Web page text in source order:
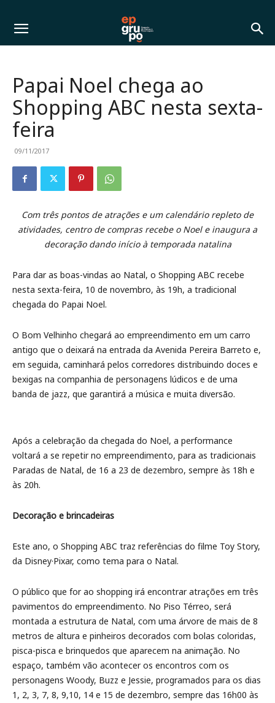
Papai Noel chega ao
Shopping ABC nesta sexta-
feira
09/11/2017
Com três pontos de atrações e um calendário repleto de
atividades, centro de compras recebe o Noel e inaugura a
decoração dando início à temporada natalina
Para dar as boas-vindas ao Natal, o Shopping ABC recebe
nesta sexta-feira, 10 de novembro, às 19h, a tradicional
chegada do Papai Noel.
O Bom Velhinho chegará ao empreendimento em um carro
antigo que o deixará na entrada da Avenida Pereira Barreto e,
em seguida, caminhará pelos corredores distribuindo doces e
bexigas na companhia de personagens lúdicos e de uma
banda de jazz, que garantirá a música e muita diversão.
Após a celebração da chegada do Noel, a performance
voltará a se repetir no empreendimento, para as tradicionais
Paradas de Natal, de 16 a 23 de dezembro, sempre às 18h e
às 20h.
Decoração e brincadeiras
Este ano, o Shopping ABC traz referências do filme Toy Story,
da Disney·Pixar, como tema para o Natal.
O público que for ao shopping irá encontrar atrações em três
pavimentos do empreendimento. No Piso Térreo, será
montada a estrutura de Natal, com uma árvore de mais de 8
metros de altura e pinheiros decorados com bolas coloridas,
pisca-pisca e brinquedos que aparecem na animação. No
espaço, também vão acontecer os encontros com os
personagens Woody, Buzz e Jessie, programados para os dias
1, 2, 3, 7, 8, 9,10, 14 e 15 de dezembro, sempre das 16h00 às